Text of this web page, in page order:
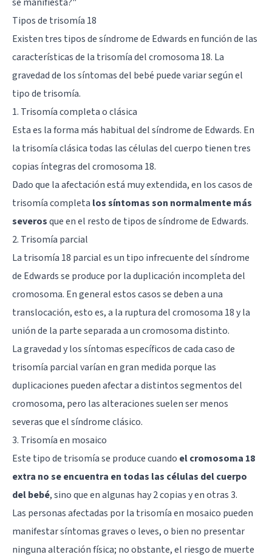
Tipos de trisomía 18
Existen tres tipos de síndrome de Edwards en función de las
características de la trisomía del cromosoma 18. La
gravedad de los síntomas del bebé puede variar según el
tipo de trisomía.
1. Trisomía completa o clásica
Esta es la forma más habitual del síndrome de Edwards. En
la trisomía clásica todas las células del cuerpo tienen tres
copias íntegras del cromosoma 18.
Dado que la afectación está muy extendida, en los casos de
trisomía completa los síntomas son normalmente más
severosque en el resto de tipos de síndrome de Edwards.
2. Trisomía parcial
La trisomía 18 parcial es un tipo infrecuente del síndrome
de Edwards se produce por la duplicación incompleta del
cromosoma. En general estos casos se deben a una
translocación, esto es, a la ruptura del cromosoma 18 y la
unión de la parte separada a un cromosoma distinto.
La gravedad y los síntomas específicos de cada caso de
trisomía parcial varían en gran medida porque las
duplicaciones pueden afectar a distintos segmentos del
cromosoma, pero las alteraciones suelen ser menos
severas que el síndrome clásico.
3. Trisomía en mosaico
Este tipo de trisomía se produce cuando el cromosoma 18
extra no se encuentra en todas las células del cuerpo
del bebé, sino que en algunas hay 2 copias y en otras 3.
Las personas afectadas por la trisomía en mosaico pueden
manifestar síntomas graves o leves, o bien no presentar
ninguna alteración física; no obstante, el riesgo de muerte